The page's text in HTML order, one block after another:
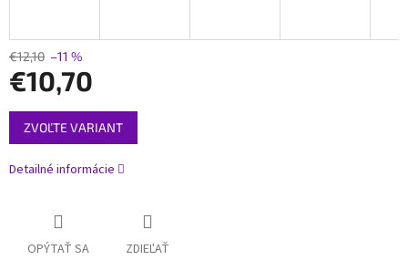
€12,10 –11 %
€10,70
Jednotková
cena:
ZVOĽTE VARIANT
Detailné informácie
OPÝTAŤ SA ZDIEĽAŤ